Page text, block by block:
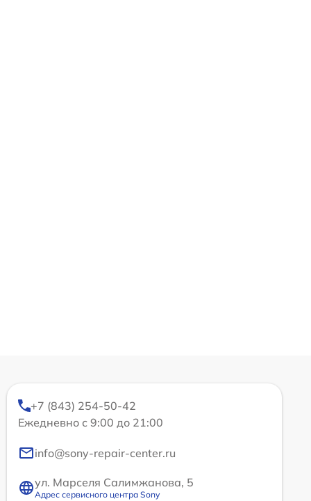
+7 (843) 254-50-42
Ежедневно с 9:00 до 21:00
info@sony-repair-center.ru
ул. Марселя Салимжанова, 5
Адрес сервисного центра Sony